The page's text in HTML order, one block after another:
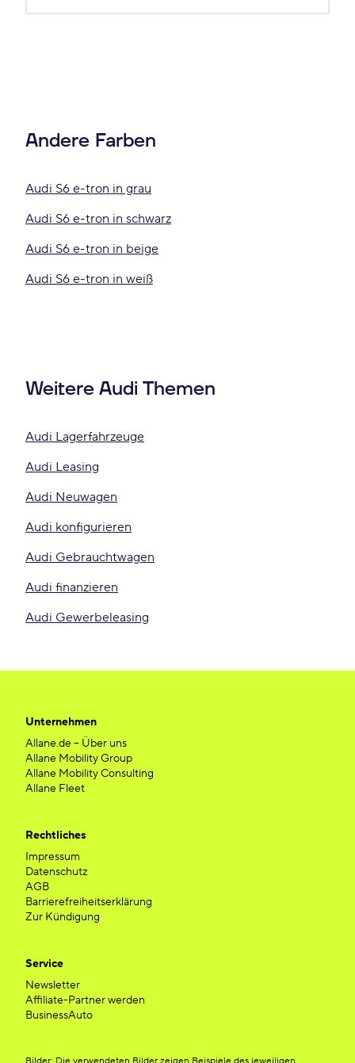
Andere Farben
Audi S6 e-tron in grau
Audi S6 e-tron in schwarz
Audi S6 e-tron in beige
Audi S6 e-tron in weiß
Weitere Audi Themen
Audi Lagerfahrzeuge
Audi Leasing
Audi Neuwagen
Audi konfigurieren
Audi Gebrauchtwagen
Audi finanzieren
Audi Gewerbeleasing
Unternehmen
Allane.de – Über uns
Allane Mobility Group
Allane Mobility Consulting
Allane Fleet
Rechtliches
Impressum
Datenschutz
AGB
Barrierefreiheitserklärung
Zur Kündigung
Service
Newsletter
Affiliate-Partner werden
BusinessAuto